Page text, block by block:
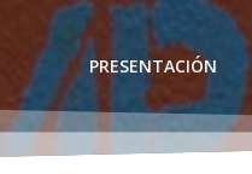
PRESENTACIÓN